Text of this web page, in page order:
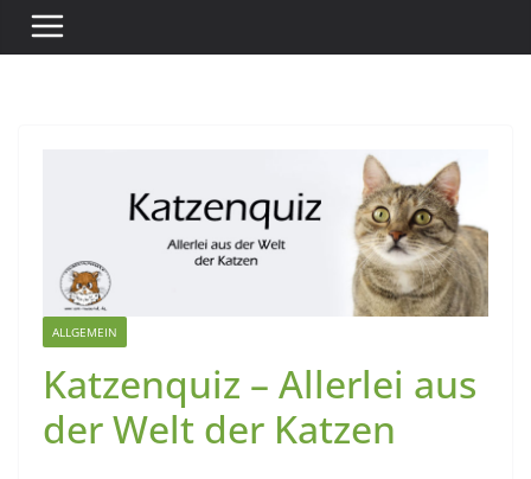
ALLGEMEIN
Katzenquiz – Allerlei aus
der Welt der Katzen